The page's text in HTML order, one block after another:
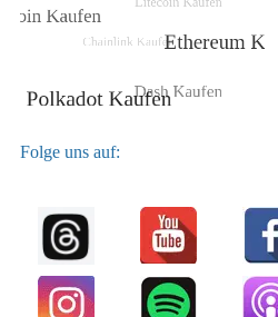
Folge uns auf: